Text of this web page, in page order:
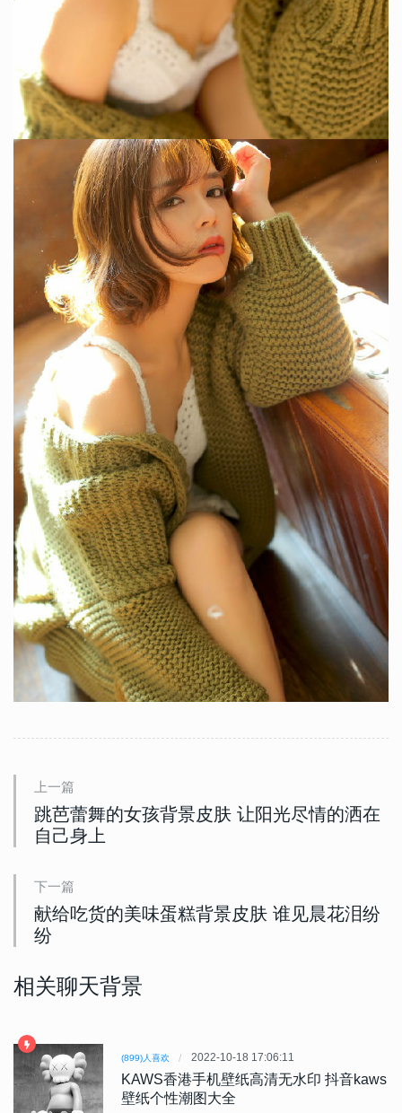
上一篇
跳芭蕾舞的女孩背景皮肤 让阳光尽情的洒在
自己身上
下一篇
献给吃货的美味蛋糕背景皮肤 谁见晨花泪纷
纷
相关聊天背景
(899)人喜欢 2022-10-18 17:06:11
KAWS香港手机壁纸高清无水印 抖音kaws
壁纸个性潮图大全